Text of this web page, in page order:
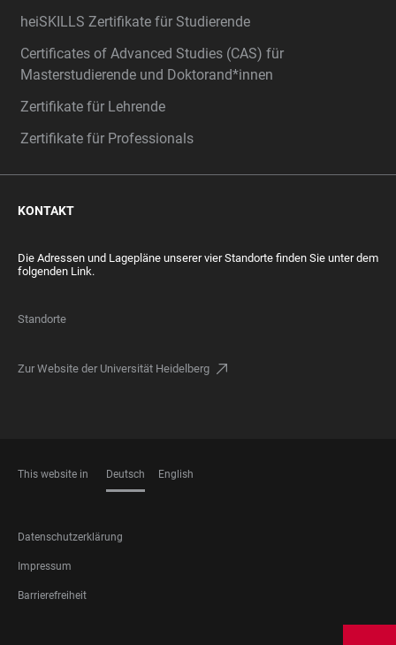
heiSKILLS Zertifikate für Studierende
Certificates of Advanced Studies (CAS) für
Masterstudierende und Doktorand*innen
Zertifikate für Lehrende
Zertifikate für Professionals
KONTAKT
Die Adressen und Lagepläne unserer vier Standorte finden Sie unter dem
folgenden Link.
Standorte
Zur Website der Universität Heidelberg
This website in Deutsch English
FOOTER
LEGAL
Datenschutzerklärung
Impressum
Barrierefreiheit